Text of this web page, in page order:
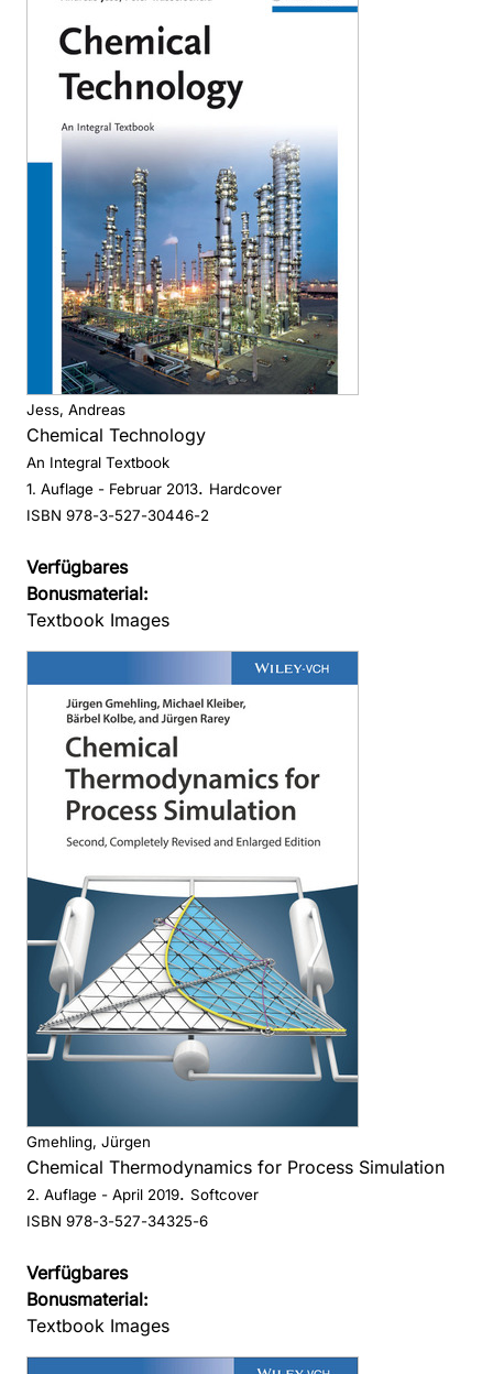
Jess, Andreas
Chemical Technology
An Integral Textbook
1. Auflage - Februar 2013. Hardcover
ISBN 978-3-527-30446-2
Verfügbares
Bonusmaterial:
Textbook Images
Gmehling, Jürgen
Chemical Thermodynamics for Process Simulation
2. Auflage - April 2019. Softcover
ISBN 978-3-527-34325-6
Verfügbares
Bonusmaterial:
Textbook Images